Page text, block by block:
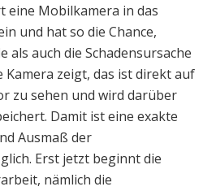
eine Mobilkamera in das
und hat so die Chance,
als auch die Schadensursache
Kamera zeigt, das ist direkt auf
zu sehen und wird darüber
Damit ist eine exakte
Ausmaß der
Erst jetzt beginnt die
nämlich die